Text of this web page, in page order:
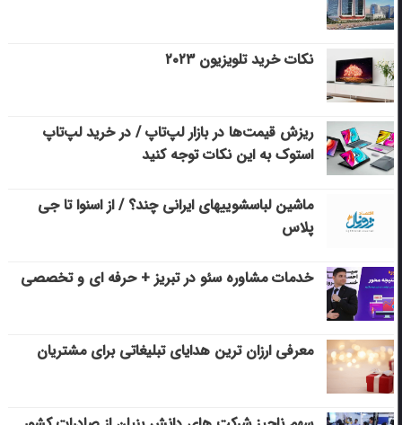
نکات خرید تلویزیون ۲۰۲۳
ریزش قیمت‌ها در بازار لپ‌تاپ / در خرید لپ‌تاپ
استوک به این نکات توجه کنید
ماشین لباسشویی‎های ایرانی چند؟ / از اسنوا تا جی
پلاس
خدمات مشاوره سئو در تبریز + حرفه ای و تخصصی
معرفی ارزان ترین هدایای تبلیغاتی برای مشتریان